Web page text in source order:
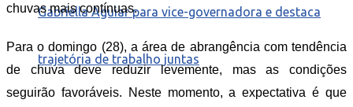
chuvas mais contínuas.
Para o domingo (28), a área de abrangência com tendência
de chuva deve reduzir levemente, mas as condições
seguirão favoráveis. Neste momento, a expectativa é que